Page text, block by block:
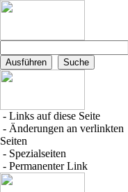
- Links auf diese Seite
- Änderungen an verlinkten
Seiten
- Spezialseiten
- Permanenter Link